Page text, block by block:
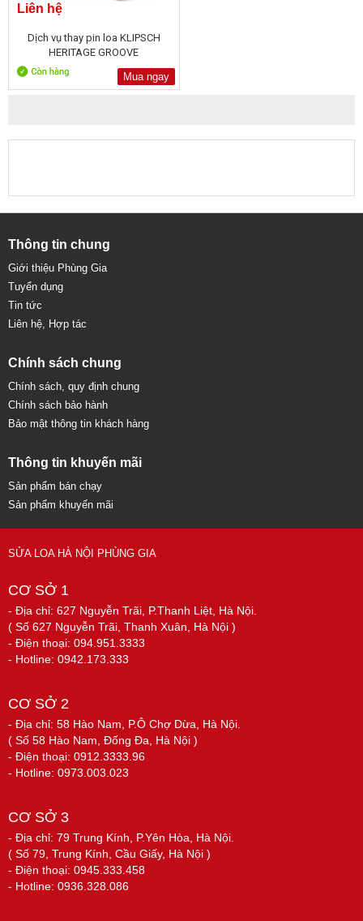
Liên hệ
Dịch vụ thay pin loa KLIPSCH
HERITAGE GROOVE
Mua ngay
Thông tin chung
Giới thiệu Phùng Gia
Tuyển dụng
Tin tức
Liên hệ, Hợp tác
Chính sách chung
Chính sách, quy định chung
Chính sách bảo hành
Bảo mật thông tin khách hàng
Thông tin khuyến mãi
Sản phẩm bán chạy
Sản phẩm khuyến mãi
SỬA LOA HÀ NỘI PHÙNG GIA
CƠ SỞ 1
- Địa chỉ: 627 Nguyễn Trãi, P.Thanh Liệt, Hà Nội.
( Số 627 Nguyễn Trãi, Thanh Xuân, Hà Nội )
- Điện thoại: 094.951.3333
- Hotline: 0942.173.333
CƠ SỞ 2
- Địa chỉ: 58 Hào Nam, P.Ô Chợ Dừa, Hà Nội.
( Số 58 Hào Nam, Đống Đa, Hà Nội )
- Điện thoại: 0912.3333.96
- Hotline: 0973.003.023
CƠ SỞ 3
- Địa chỉ: 79 Trung Kính, P.Yên Hòa, Hà Nội.
( Số 79, Trung Kính, Cầu Giấy, Hà Nội )
- Điện thoại: 0945.333.458
- Hotline: 0936.328.086